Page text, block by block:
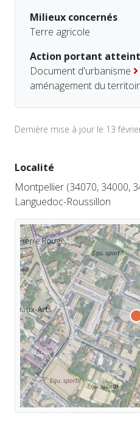
Milieux concernés
Terre agricole
Action portant
Document d'urbanisme
aménagement du
Dernière mise à jour le 13
Localité
Montpellier (34070, 34000,
Languedoc-Roussillon